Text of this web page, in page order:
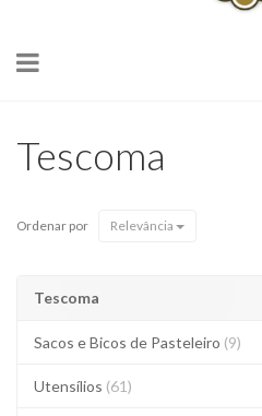
Toggle
Tescoma
Ordenar por Relevância
Tescoma
Sacos e Bicos de Pasteleiro (9)
Utensílios (61)